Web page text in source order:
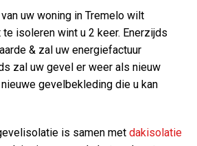
van uw woning in Tremelo wilt
isoleren wint u 2 keer. Enerzijds
& zal uw energiefactuur
zal uw gevel er weer als nieuw
gevelbekleding die u kan
is samen met dakisolatie